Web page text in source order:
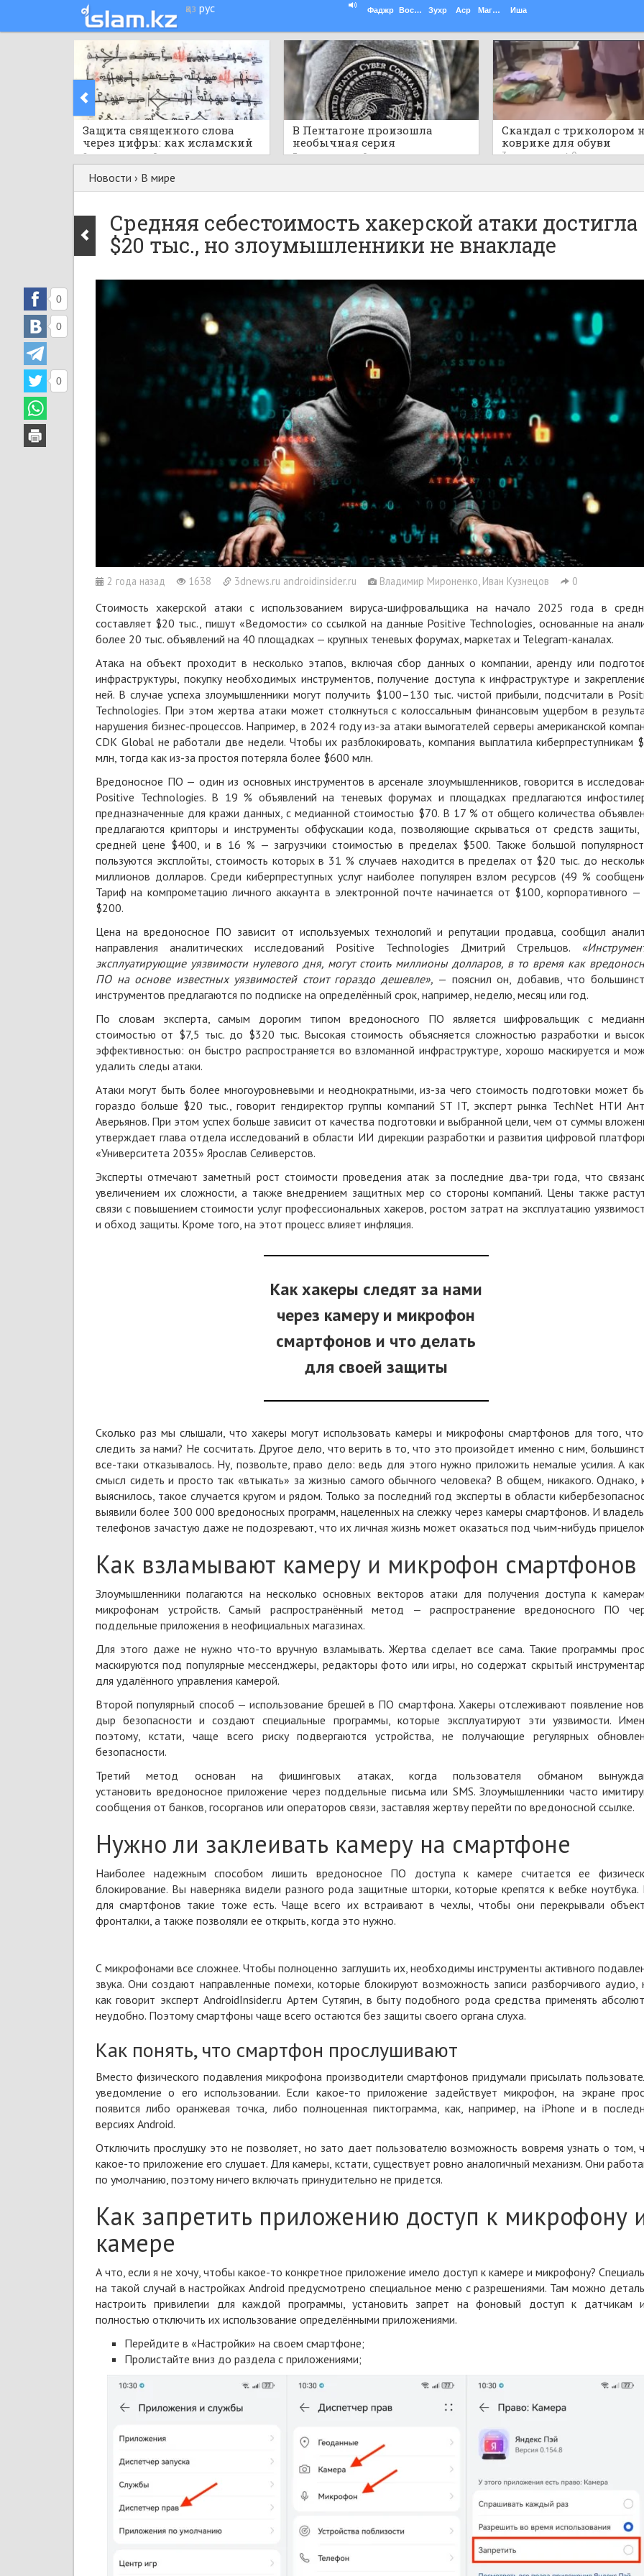
қаз рус Фаджр Восход Зухр Аср Магриб Иша
Защита священного слова
через цифры: как исламский
мир шифровал Коран
2 часа назад 0
В Пентагоне произошла
необычная серия
самоубийств
3 часа назад 0
Скандал с триколором
коврике для обуви
3 часа назад 0
Новости › В мире
Средняя себестоимость хакерской атаки достигла
$20 тыс., но злоумышленники не внакладе
2 года назад 1638 3dnews.ru androidinsider.ru Владимир Мироненко, Иван Кузнецов 0
0
0
0
Стоимость хакерской атаки с использованием вируса-шифровальщика на начало 2025 года в
составляет $20 тыс., пишут «Ведомости» со ссылкой на данные Positive Technologies, основанные на
более 20 тыс. объявлений на 40 площадках — крупных теневых форумах, маркетах и Telegram-каналах.
Атака на объект проходит в несколько этапов, включая сбор данных о компании, аренду или
инфраструктуры, покупку необходимых инструментов, получение доступа к инфраструктуре и
ней. В случае успеха злоумышленники могут получить $100–130 тыс. чистой прибыли, подсчитали в
Technologies. При этом жертва атаки может столкнуться с колоссальным финансовым ущербом в
нарушения бизнес-процессов. Например, в 2024 году из-за атаки вымогателей серверы американской
CDK Global не работали две недели. Чтобы их разблокировать, компания выплатила киберпреступникам
млн, тогда как из-за простоя потеряла более $600 млн.
Вредоносное ПО — один из основных инструментов в арсенале злоумышленников, говорится в
Positive Technologies. В 19 % объявлений на теневых форумах и площадках предлагаются
предназначенные для кражи данных, с медианной стоимостью $70. В 17 % от общего количества
предлагаются крипторы и инструменты обфускации кода, позволяющие скрываться от средств защиты,
средней цене $400, и в 16 % — загрузчики стоимостью в пределах $500. Также большой
пользуются эксплойты, стоимость которых в 31 % случаев находится в пределах от $20 тыс. до
миллионов долларов. Среди киберпреступных услуг наиболее популярен взлом ресурсов (49 %
Тариф на компрометацию личного аккаунта в электронной почте начинается от $100, корпоративного —
$200.
Цена на вредоносное ПО зависит от используемых технологий и репутации продавца, сообщил
направления аналитических исследований Positive Technologies Дмитрий Стрельцов.
эксплуатирующие уязвимости нулевого дня, могут стоить миллионы долларов, в то время как
ПО на основе известных уязвимостей стоит гораздо дешевле», — пояснил он, добавив, что
инструментов предлагаются по подписке на определённый срок, например, неделю, месяц или год.
По словам эксперта, самым дорогим типом вредоносного ПО является шифровальщик с
стоимостью от $7,5 тыс. до $320 тыс. Высокая стоимость объясняется сложностью разработки и
эффективностью: он быстро распространяется во взломанной инфраструктуре, хорошо маскируется и
удалить следы атаки.
Атаки могут быть более многоуровневыми и неоднократными, из-за чего стоимость подготовки может
гораздо больше $20 тыс., говорит гендиректор группы компаний ST IT, эксперт рынка TechNet НТИ
Аверьянов. При этом успех больше зависит от качества подготовки и выбранной цели, чем от суммы
утверждает глава отдела исследований в области ИИ дирекции разработки и развития цифровой
«Университета 2035» Ярослав Селиверстов.
Эксперты отмечают заметный рост стоимости проведения атак за последние два-три года, что
увеличением их сложности, а также внедрением защитных мер со стороны компаний. Цены также
связи с повышением стоимости услуг профессиональных хакеров, ростом затрат на эксплуатацию
и обход защиты. Кроме того, на этот процесс влияет инфляция.
Как хакеры следят за нами
через камеру и микрофон
смартфонов и что делать
для своей защиты
Сколько раз мы слышали, что хакеры могут использовать камеры и микрофоны смартфонов для того,
следить за нами? Не сосчитать. Другое дело, что верить в то, что это произойдет именно с ним,
все-таки отказывалось. Ну, позвольте, право дело: ведь для этого нужно приложить немалые усилия. А
смысл сидеть и просто так «втыкать» за жизнью самого обычного человека? В общем, никакого. Однако,
выяснилось, такое случается кругом и рядом. Только за последний год эксперты в области
выявили более 300 000 вредоносных программ, нацеленных наслежку через камеры смартфонов. И
телефонов зачастую даже не подозревают, что их личная жизнь может оказаться под чьим-нибудь
Как взламывают камеру и микрофон смартфонов
Злоумышленники полагаются на несколько основных векторов атаки для получения доступа к
микрофонам устройств. Самый распространённый метод — распространение вредоносного ПО
поддельные приложения в неофициальных магазинах.
Для этого даже не нужно что-то вручную взламывать. Жертва сделает все сама. Такие программы
маскируются под популярные мессенджеры, редакторы фото или игры, но содержат скрытый
для удалённого управления камерой.
Второй популярный способ — использование брешей в ПО смартфона. Хакеры отслеживают появление
дыр безопасности и создают специальные программы, которые эксплуатируют эти уязвимости.
поэтому, кстати, чаще всего риску подвергаются устройства, не получающие регулярных
безопасности.
Третий метод основан на фишинговых атаках, когда пользователя обманом
установить вредоносное приложение через поддельные письма или SMS. Злоумышленники часто
сообщения от банков, госорганов или операторов связи, заставляя жертву перейти по вредоносной ссылке.
Нужно ли заклеивать камеру на смартфоне
Наиболее надежным способом лишить вредоносное ПО доступа к камере считается ее
блокирование. Вы наверняка видели разного рода защитные шторки, которые крепятся к вебке ноутбука.
для смартфонов такие тоже есть. Чаще всего их встраивают в чехлы, чтобы они перекрывали
фронталки, а также позволяли ее открыть, когда это нужно.
С микрофонами все сложнее. Чтобы полноценно заглушить их, необходимы инструменты активного
звука. Они создают направленные помехи, которые блокируют возможность записи разборчивого аудио,
как говорит эксперт AndroidInsider.ru Артем Сутягин, в быту подобного рода средства применять
неудобно. Поэтому смартфоны чаще всего остаются без защиты своего органа слуха.
Как понять, что смартфон прослушивают
Вместо физического подавления микрофона производители смартфонов придумали присылать
уведомление о его использовании. Если какое-то приложение задействует микрофон, на экране
появится либо оранжевая точка, либо полноценная пиктограмма, как, например, на iPhone и в
версиях Android.
Отключить прослушку это не позволяет, но зато дает пользователю возможность вовремя узнать о том,
какое-то приложение его слушает. Для камеры, кстати, существует ровно аналогичный механизм. Они
по умолчанию, поэтому ничего включать принудительно не придется.
Как запретить приложению доступ к микрофону
камере
А что, если я не хочу, чтобы какое-то конкретное приложение имело доступ к камере и микрофону?
на такой случай внастройках Android предусмотрено специальное меню с разрешениями. Там можно
настроить привилегии для каждой программы, установить запрет на фоновый доступ к датчикам
полностью отключить их использование определёнными приложениями.
Перейдите в «Настройки» на своем смартфоне;
Пролистайте вниз до раздела с приложениями;